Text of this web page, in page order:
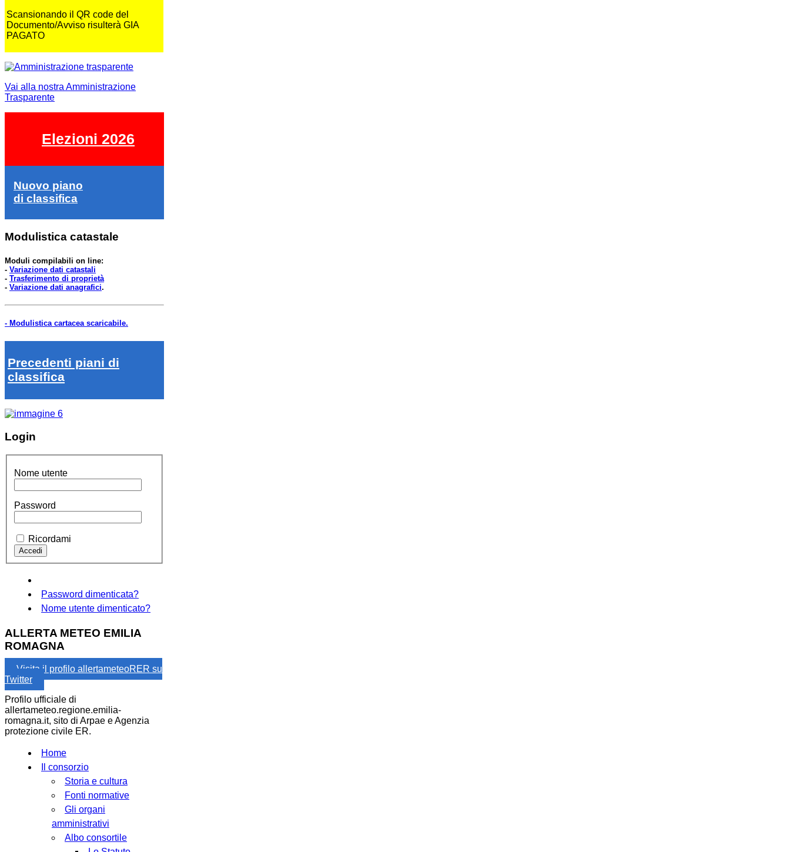
Scansionando il QR code del
Documento/Avviso risulterà GIA
PAGATO
Vai alla nostra Amministrazione
Trasparente
Elezioni 2026
Nuovo piano
di classifica
Modulistica catastale
Moduli compilabili on line:
- Variazione dati catastali
- Trasferimento di proprietà
- Variazione dati anagrafici.
- Modulistica cartacea scaricabile.
Precedenti piani di
classifica
Login
Nome utente
Password
Ricordami
Password dimenticata?
Nome utente dimenticato?
ALLERTA METEO EMILIA
ROMAGNA
Visita il profilo allertameteoRER su
Twitter
Profilo ufficiale di
allertameteo.regione.emilia-
romagna.it, sito di Arpae e Agenzia
protezione civile ER.
Home
Il consorzio
Storia e cultura
Fonti normative
Gli organi
amministrativi
Albo consortile